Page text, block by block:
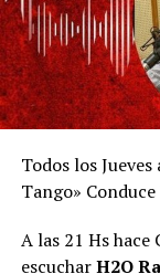
Todos los
Tango»
A las 21 Hs
escucharH2O